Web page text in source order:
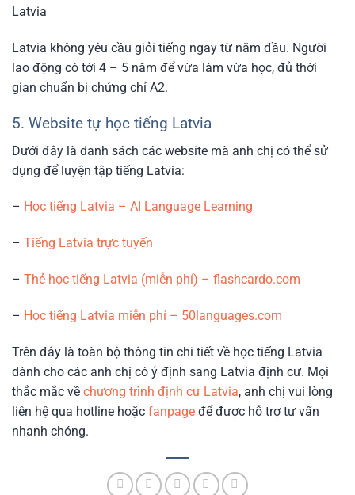
Latvia
Latvia không yêu cầu giỏi tiếng ngay từ năm đầu. Người
lao động có tới 4 – 5 năm để vừa làm vừa học, đủ thời
gian chuẩn bị chứng chỉ A2.
5. Website tự học tiếng Latvia
Dưới đây là danh sách các website mà anh chị có thể sử
dụng để luyện tập tiếng Latvia:
– Học tiếng Latvia – AI Language Learning
– Tiếng Latvia trực tuyến
– Thẻ học tiếng Latvia (miễn phí) – flashcardo.com
– Học tiếng Latvia miễn phí – 50languages.com
Trên đây là toàn bộ thông tin chi tiết về học tiếng Latvia
dành cho các anh chị có ý định sang Latvia định cư. Mọi
thắc mắc về chương trình định cư Latvia, anh chị vui lòng
liên hệ qua hotline hoặc fanpage để được hỗ trợ tư vấn
nhanh chóng.